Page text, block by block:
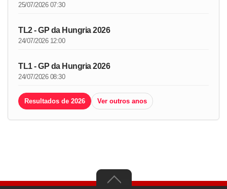
25/07/2026 07:30
TL2 - GP da Hungria 2026
24/07/2026 12:00
TL1 - GP da Hungria 2026
24/07/2026 08:30
Resultados de 2026 Ver outros anos